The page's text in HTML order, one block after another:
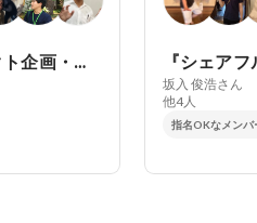
プロダクト企画・開発
坂入 俊浩さん
他4人
指名OKなメンバ